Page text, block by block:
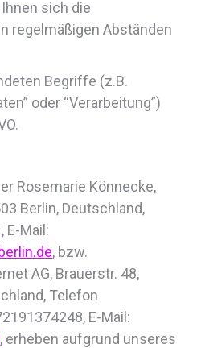
sich die
regelmäßigen Abständen
Begriffe (z.B.
oder “Verarbeitung”)
Rosemarie Könnecke,
Berlin, Deutschland,
E-Mail:
, bzw.
AG, Brauerstr. 48,
Telefon
E-Mail:
, erheben aufgrund unseres